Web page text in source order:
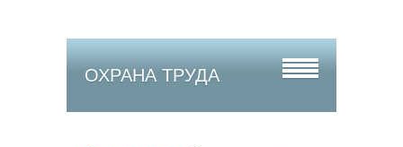
ОХРАНА ТРУДА